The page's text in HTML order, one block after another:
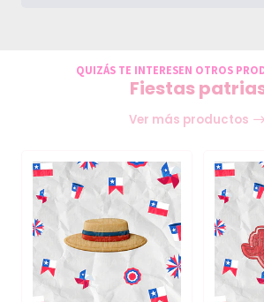
QUIZÁS TE INTERESEN OTROS
Fiestas
Ver más productos